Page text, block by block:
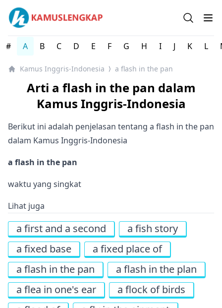
Kamus Lengkap Inggris-Indonesia - Kamus Bahasa
Open
# A B C D E F G H I J K L
Kamus Inggris-Indonesia ⟩ a flash in the pan
Arti a flash in the pan dalam
Kamus Inggris-Indonesia
Berikut ini adalah penjelasan tentang a flash in the pan
dalam Kamus Inggris-Indonesia
a flash in the pan
waktu yang singkat
Lihat juga
a first and a second
a fish story
a fixed base
a fixed place of
a flash in the pan
a flash in the plan
a flea in one's ear
a flock of birds